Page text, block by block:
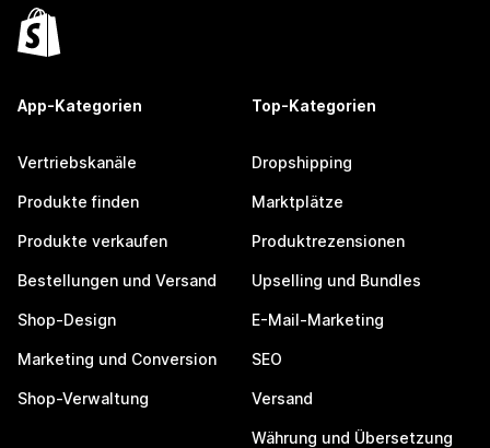
App-Kategorien
Vertriebskanäle
Produkte finden
Produkte verkaufen
Bestellungen und Versand
Shop-Design
Marketing und Conversion
Shop-Verwaltung
Top-Kategorien
Dropshipping
Marktplätze
Produktrezensionen
Upselling und Bundles
E-Mail-Marketing
SEO
Versand
Währung und Übersetzung